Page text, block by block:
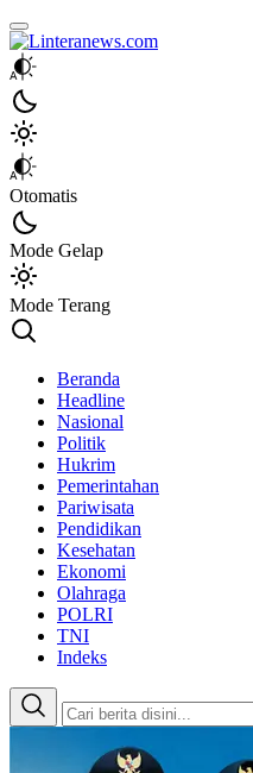
Linteranews.com
Lintas Informasi Tercepat dan
Otomatis
Mode Gelap
Mode Terang
Beranda
Headline
Nasional
Politik
Hukrim
Pemerintahan
Pariwisata
Pendidikan
Kesehatan
Ekonomi
Olahraga
POLRI
TNI
Indeks